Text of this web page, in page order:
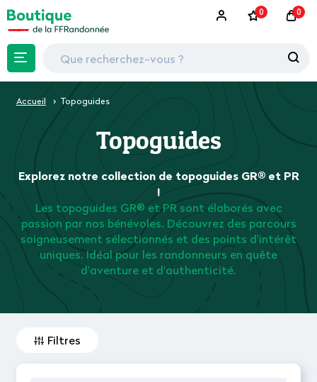
0 0
Accueil Topoguides
Topoguides
Explorez notre collection de topoguides GR® et PR
!
Les topoguides GR® et PR sont élaborés avec
passion par nos bénévoles. Découvrez des parcours
soigneusement sélectionnés et des points d'intérêt
uniques. Idéal pour les randonneurs en quête
d'aventure et d'authenticité.
Filtres